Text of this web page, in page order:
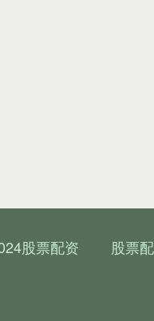
股票配资 股票